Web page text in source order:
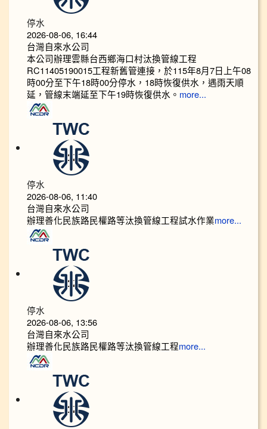
停水
2026-08-06, 16:44
台灣自來水公司
本公司辦理雲縣台西鄉海口村汰換管線工程
RC11405190015工程新舊管連接，於115年8月7日上午08
時00分至下午18時00分停水，18時恢復供水，遇雨天順
延，管線末端延至下午19時恢復供水。 more...
停水
2026-08-06, 11:40
台灣自來水公司
辦理善化民族路民權路等汰換管線工程試水作業more...
停水
2026-08-06, 13:56
台灣自來水公司
辦理善化民族路民權路等汰換管線工程more...